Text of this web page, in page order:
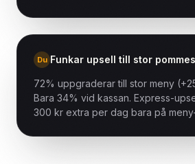
Du Funkar upsell till stor
72% uppgraderar till stor meny
Bara 34% vid kassan. Express-
300 kr extra per dag bara på